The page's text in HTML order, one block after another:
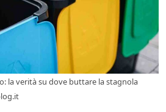
la verità su dove buttare la stagnola